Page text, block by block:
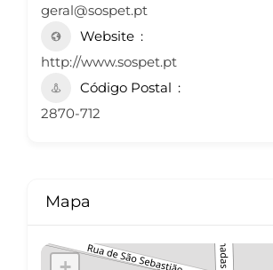
geral@sospet.pt
Website
http://www.sospet.pt
Código Postal
2870-712
Mapa